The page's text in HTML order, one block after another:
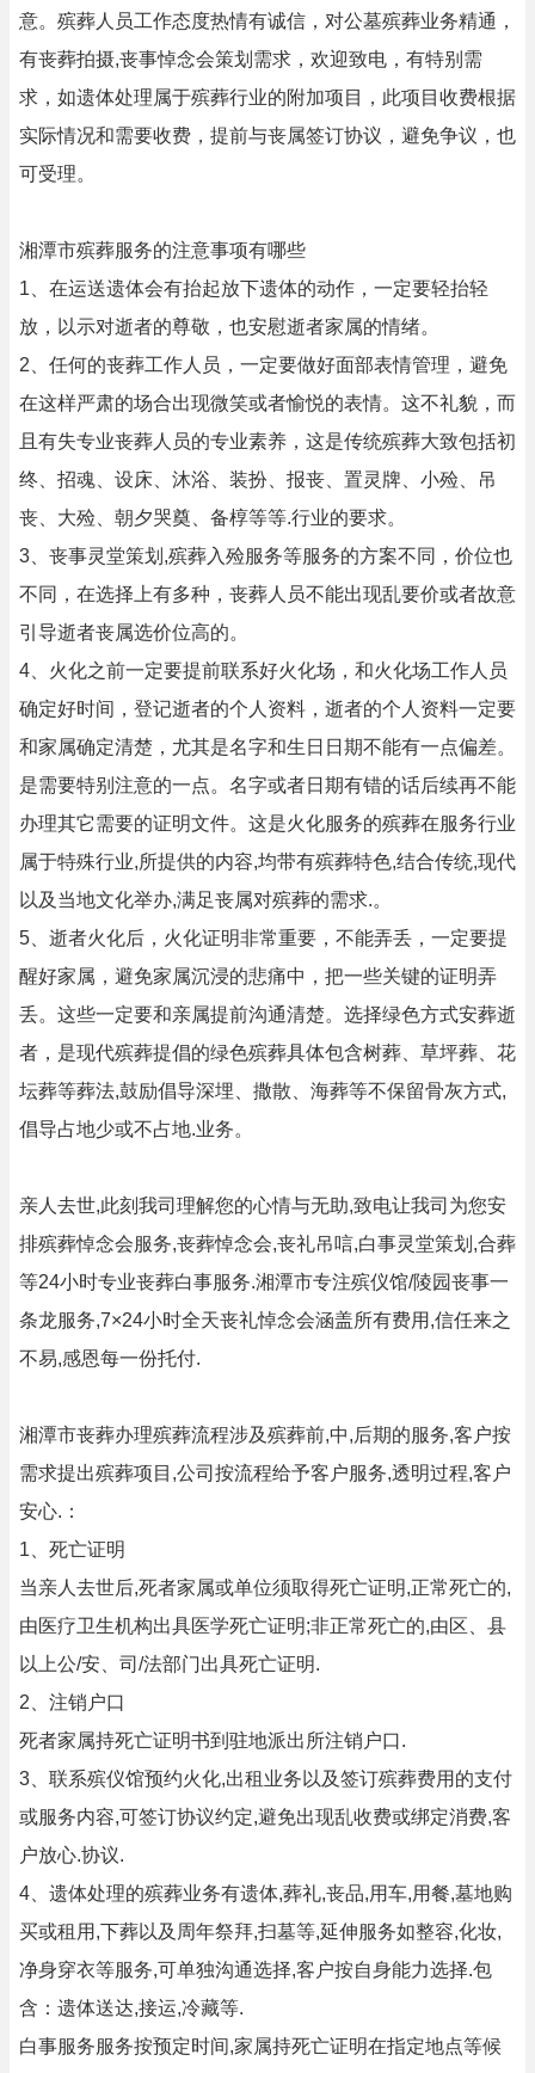
意。殡葬人员工作态度热情有诚信，对公墓殡葬业务精通，
有丧葬拍摄,丧事悼念会策划需求，欢迎致电，有特别需
求，如遗体处理属于殡葬行业的附加项目，此项目收费根据
实际情况和需要收费，提前与丧属签订协议，避免争议，也
可受理。
湘潭市殡葬服务的注意事项有哪些
1、在运送遗体会有抬起放下遗体的动作，一定要轻抬轻
放，以示对逝者的尊敬，也安慰逝者家属的情绪。
2、任何的丧葬工作人员，一定要做好面部表情管理，避免
在这样严肃的场合出现微笑或者愉悦的表情。这不礼貌，而
且有失专业丧葬人员的专业素养，这是传统殡葬大致包括初
终、招魂、设床、沐浴、装扮、报丧、置灵牌、小殓、吊
丧、大殓、朝夕哭奠、备椁等等.行业的要求。
3、丧事灵堂策划,殡葬入殓服务等服务的方案不同，价位也
不同，在选择上有多种，丧葬人员不能出现乱要价或者故意
引导逝者丧属选价位高的。
4、火化之前一定要提前联系好火化场，和火化场工作人员
确定好时间，登记逝者的个人资料，逝者的个人资料一定要
和家属确定清楚，尤其是名字和生日日期不能有一点偏差。
是需要特别注意的一点。名字或者日期有错的话后续再不能
办理其它需要的证明文件。这是火化服务的殡葬在服务行业
属于特殊行业,所提供的内容,均带有殡葬特色,结合传统,现代
以及当地文化举办,满足丧属对殡葬的需求.。
5、逝者火化后，火化证明非常重要，不能弄丢，一定要提
醒好家属，避免家属沉浸的悲痛中，把一些关键的证明弄
丢。这些一定要和亲属提前沟通清楚。选择绿色方式安葬逝
者，是现代殡葬提倡的绿色殡葬具体包含树葬、草坪葬、花
坛葬等葬法,鼓励倡导深埋、撒散、海葬等不保留骨灰方式,
倡导占地少或不占地.业务。
亲人去世,此刻我司理解您的心情与无助,致电让我司为您安
排殡葬悼念会服务,丧葬悼念会,丧礼吊唁,白事灵堂策划,合葬
等24小时专业丧葬白事服务.湘潭市专注殡仪馆/陵园丧事一
条龙服务,7×24小时全天丧礼悼念会涵盖所有费用,信任来之
不易,感恩每一份托付.
湘潭市丧葬办理殡葬流程涉及殡葬前,中,后期的服务,客户按
需求提出殡葬项目,公司按流程给予客户服务,透明过程,客户
安心.：
1、死亡证明
当亲人去世后,死者家属或单位须取得死亡证明,正常死亡的,
由医疗卫生机构出具医学死亡证明;非正常死亡的,由区、县
以上公/安、司/法部门出具死亡证明.
2、注销户口
死者家属持死亡证明书到驻地派出所注销户口.
3、联系殡仪馆预约火化,出租业务以及签订殡葬费用的支付
或服务内容,可签订协议约定,避免出现乱收费或绑定消费,客
户放心.协议.
4、遗体处理的殡葬业务有遗体,葬礼,丧品,用车,用餐,墓地购
买或租用,下葬以及周年祭拜,扫墓等,延伸服务如整容,化妆,
净身穿衣等服务,可单独沟通选择,客户按自身能力选择.包
含：遗体送达,接运,冷藏等.
白事服务服务按预定时间,家属持死亡证明在指定地点等候